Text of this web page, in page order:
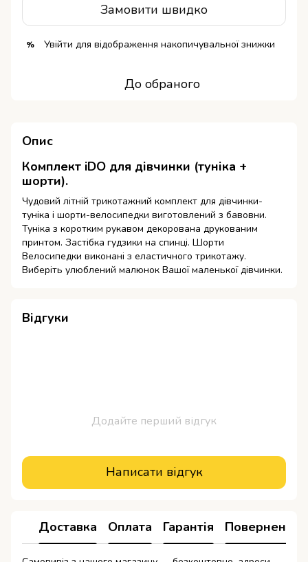
Замовити швидко
% Увійти для відображення накопичувальної знижки
До обраного
Опис
Комплект iDO для дівчинки (туніка +
шорти).
Чудовий літній трикотажний комплект для дівчинки-
туніка і шорти-велосипедки виготовлений з бавовни.
Туніка з коротким рукавом декорована друкованим
принтом. Застібка гудзики на спинці. Шорти
Велосипедки виконані з еластичного трикотажу.
Виберіть улюблений малюнок Вашої маленької дівчинки.
Відгуки
Додайте перший відгук
Написати відгук
Доставка Оплата Гарантія Повернення